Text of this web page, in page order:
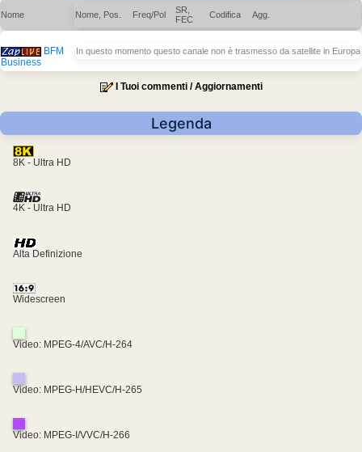
Nome Nome, Pos. Freq/Pol
SR,
FEC
Codifica Agg.
BFM
Business
In questo momento questo canale non è trasmesso da satellite in Europa
I Tuoi commenti / Aggiornamenti
Legenda
8K - Ultra HD
4K - Ultra HD
Alta Definizione
Widescreen
Video: MPEG-4/AVC/H-264
Video: MPEG-H/HEVC/H-265
Video: MPEG-I/VVC/H-266